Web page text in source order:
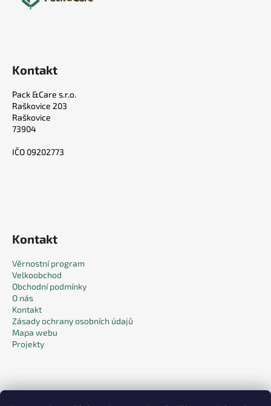
Kontakt
Pack &Care s.r.o.
Raškovice 203
Raškovice
73904
IČO 09202773
Kontakt
Věrnostní program
Velkoobchod
Obchodní podmínky
O nás
Kontakt
Zásady ochrany osobních údajů
Mapa webu
Projekty